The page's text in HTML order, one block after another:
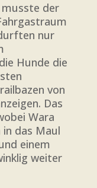
der
nur
Hunde die
von
Das
Wara
das Maul
einem
weiter